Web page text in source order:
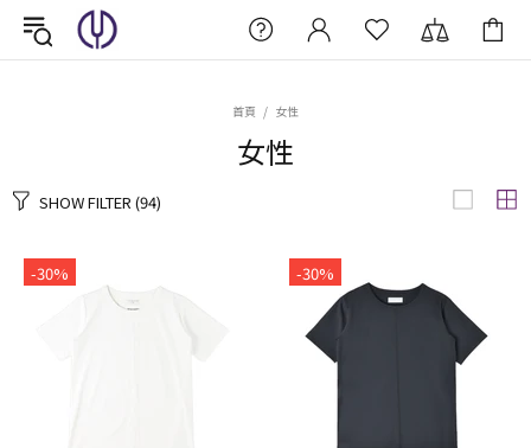
首頁 女性
女性
SHOW FILTER (94)
-30% -30%